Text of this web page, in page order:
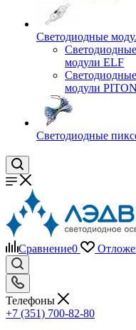
Светодиодные
Светодиодные
модули ELF
Светодиодные
модули PITON
Светодиодные
Сравнение0
Телефоны
+7 (351) 700-82-80